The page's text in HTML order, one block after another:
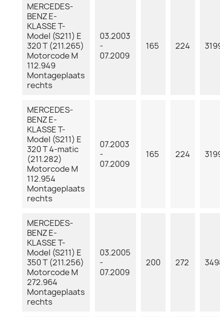
MERCEDES-
BENZ E-
KLASSE T-
Model (S211) E
320 T (211.265)
Motorcode M
112.949
Montageplaats
rechts
03.2003
-
07.2009
165 224
MERCEDES-
BENZ E-
KLASSE T-
Model (S211) E
320 T 4-matic
(211.282)
Motorcode M
112.954
Montageplaats
rechts
07.2003
-
07.2009
165 224
MERCEDES-
BENZ E-
KLASSE T-
Model (S211) E
350 T (211.256)
Motorcode M
272.964
Montageplaats
rechts
03.2005
-
07.2009
200 272